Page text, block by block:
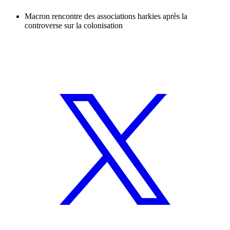
Macron rencontre des associations harkies après la
controverse sur la colonisation